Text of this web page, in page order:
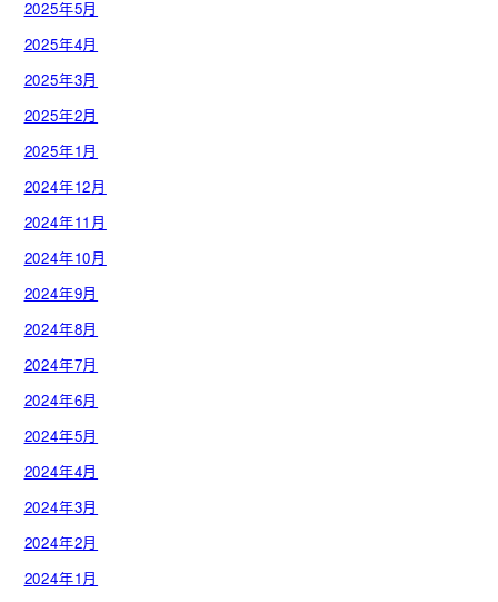
2025年5月
2025年4月
2025年3月
2025年2月
2025年1月
2024年12月
2024年11月
2024年10月
2024年9月
2024年8月
2024年7月
2024年6月
2024年5月
2024年4月
2024年3月
2024年2月
2024年1月